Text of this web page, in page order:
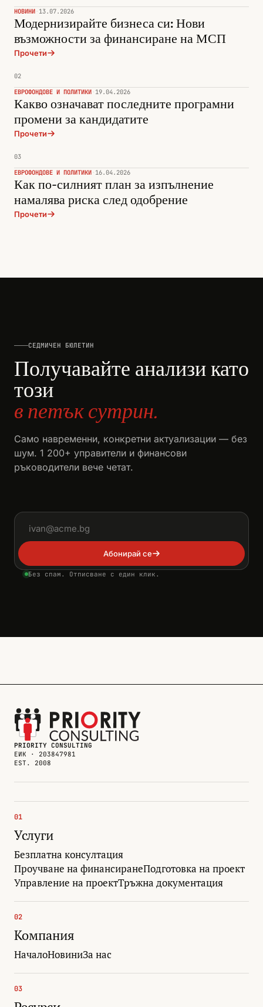
НОВИНИ · 13.07.2026
Модернизирайте бизнеса си: Нови
възможности за финансиране на МСП
Прочети
02
ЕВРОФОНДОВЕ И ПОЛИТИКИ · 19.04.2026
Какво означават последните програмни
промени за кандидатите
Прочети
03
ЕВРОФОНДОВЕ И ПОЛИТИКИ · 16.04.2026
Как по-силният план за изпълнение
намалява риска след одобрение
Прочети
СЕДМИЧЕН БЮЛЕТИН
Получавайте анализи като
този
в петък сутрин.
Само навременни, конкретни актуализации — без
шум. 1 200+ управители и финансови
ръководители вече четат.
Абонирай се
Без спам. Отписване с един клик.
PRIORITY CONSULTING
ЕИК · 203847981
EST. 2008
01
Услуги
Безплатна консултация
Проучване на финансиранеПодготовка на проект
Управление на проектТръжна документация
02
Компания
НачалоНовиниЗа нас
03